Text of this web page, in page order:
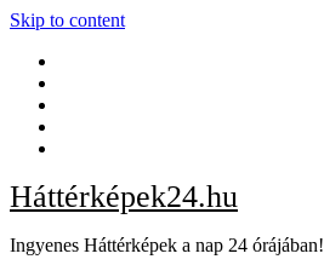
Skip to content
Háttérképek24.hu
Ingyenes Háttérképek a nap 24 órájában!